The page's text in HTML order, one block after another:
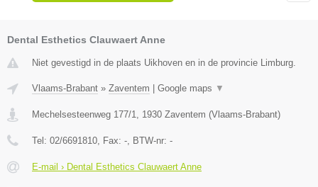
Dental Esthetics Clauwaert Anne
Niet gevestigd in de plaats Uikhoven en in de provincie Limburg.
Vlaams-Brabant » Zaventem Google maps ▼
Mechelsesteenweg 177/1, 1930 Zaventem (Vlaams-Brabant)
Tel: 02/6691810, Fax: -, BTW-nr: -
E-mail › Dental Esthetics Clauwaert Anne